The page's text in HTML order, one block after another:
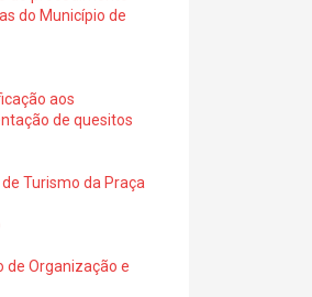
do Município de
aos
de quesitos
Turismo da Praça
de Organização e